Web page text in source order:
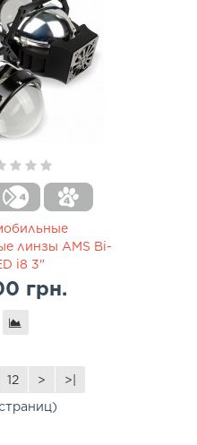
линзы AMS Bi-
i8 3"
грн.
12 >
>|